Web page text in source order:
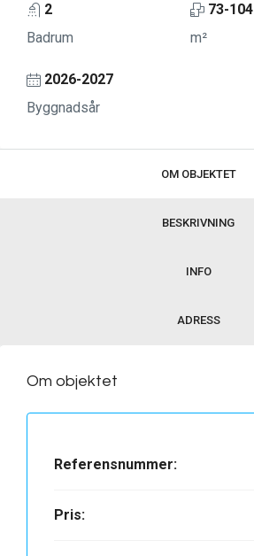
2
Badrum
73-104
m²
2026-2027
Byggnadsår
OM OBJEKTET
BESKRIVNING
INFO
ADRESS
Om objektet
Referensnummer:
Pris: